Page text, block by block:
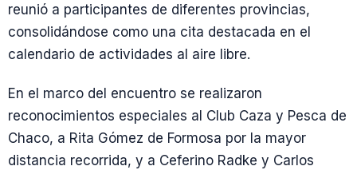
reunió a participantes de diferentes provincias,
consolidándose como una cita destacada en el
calendario de actividades al aire libre.
En el marco del encuentro se realizaron
reconocimientos especiales al Club Caza y Pesca de
Chaco, a Rita Gómez de Formosa por la mayor
distancia recorrida, y a Ceferino Radke y Carlos